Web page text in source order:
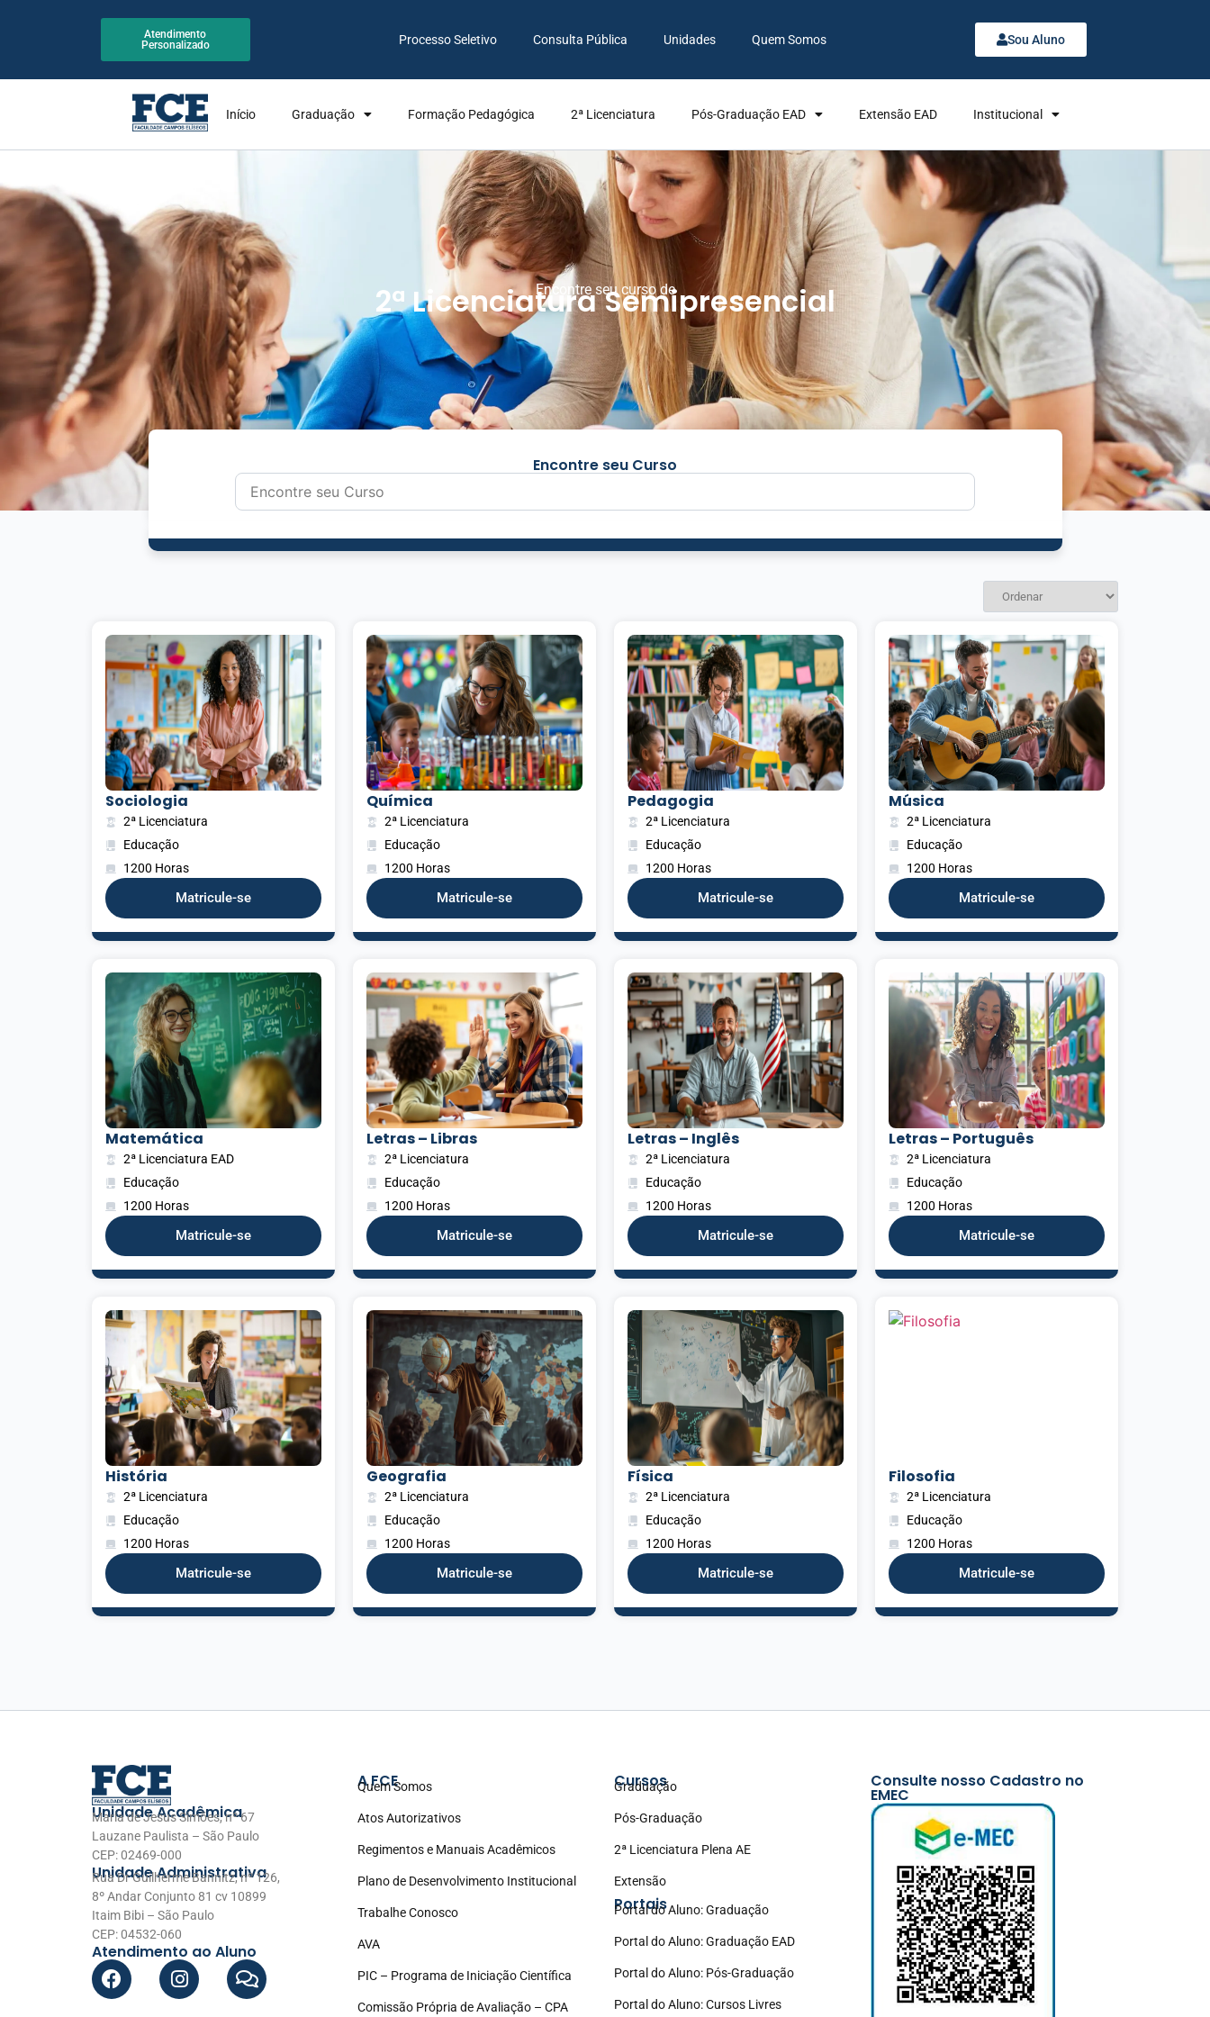
Atendimento
Personalizado
Processo Seletivo Consulta Pública Unidades Quem Somos Sou Aluno
Início Graduação Formação Pedagógica 2ª Licenciatura Pós-Graduação EAD Extensão EAD Institucional
Encontre seu curso de
2ª Licenciatura Semipresencial
Encontre seu Curso
Sociologia
2ª Licenciatura
Educação
1200 Horas
Matricule-se
Química
2ª Licenciatura
Educação
1200 Horas
Matricule-se
Pedagogia
2ª Licenciatura
Educação
1200 Horas
Matricule-se
Música
2ª Licenciatura
Educação
1200 Horas
Matricule-se
Matemática
2ª Licenciatura EAD
Educação
1200 Horas
Matricule-se
Letras – Libras
2ª Licenciatura
Educação
1200 Horas
Matricule-se
Letras – Inglês
2ª Licenciatura
Educação
1200 Horas
Matricule-se
Letras – Português
2ª Licenciatura
Educação
1200 Horas
Matricule-se
História
2ª Licenciatura
Educação
1200 Horas
Matricule-se
Geografia
2ª Licenciatura
Educação
1200 Horas
Matricule-se
Física
2ª Licenciatura
Educação
1200 Horas
Matricule-se
Filosofia
2ª Licenciatura
Educação
1200 Horas
Matricule-se
Unidade Acadêmica
Maria de Jesus Simões, nº 67
Lauzane Paulista – São Paulo
CEP: 02469-000
Unidade Administrativa
Rua Dr Guilherme Bannitz, nº 126,
8º Andar Conjunto 81 cv 10899
Itaim Bibi – São Paulo
CEP: 04532-060
Atendimento ao Aluno
A FCE
Quem Somos
Atos Autorizativos
Regimentos e Manuais Acadêmicos
Plano de Desenvolvimento Institucional
Trabalhe Conosco
AVA
PIC – Programa de Iniciação Científica
Comissão Própria de Avaliação – CPA
Cursos
Graduação
Pós-Graduação
2ª Licenciatura Plena AE
Extensão
Portais
Portal do Aluno: Graduação
Portal do Aluno: Graduação EAD
Portal do Aluno: Pós-Graduação
Portal do Aluno: Cursos Livres
Consulte nosso Cadastro no
EMEC